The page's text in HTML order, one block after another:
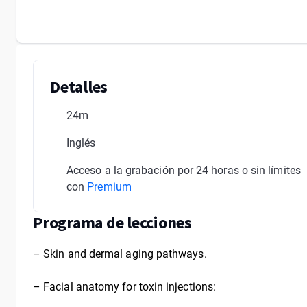
Detalles
24m
Inglés
Acceso a la grabación por 24 horas o sin límites
con Premium
Programa de lecciones
– Skin and dermal aging pathways.
– Facial anatomy for toxin injections: